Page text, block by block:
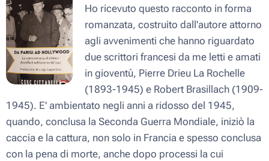
Ho ricevuto questo racconto in forma
romanzata, costruito dall'autore attorno
agli avvenimenti che hanno riguardato
due scrittori francesi da me letti e amati
in gioventù, Pierre Drieu La Rochelle
(1893-1945) e Robert Brasillach (1909-
1945). E' ambientato negli anni a ridosso del 1945,
quando, conclusa la Seconda Guerra Mondiale, iniziò la
caccia e la cattura, non solo in Francia e spesso conclusa
con la pena di morte, anche dopo processi la cui